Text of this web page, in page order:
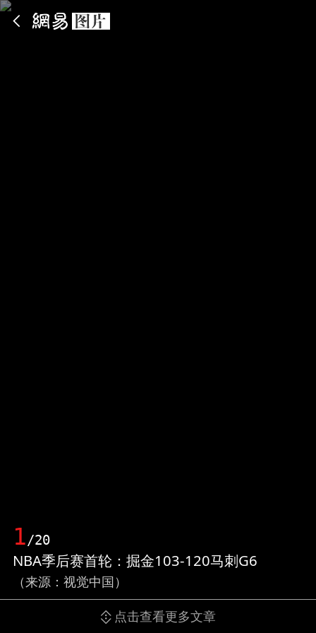
1/20
NBA季后赛首轮：掘金103-120马刺G6
（来源：视觉中国）
点击查看更多文章
App内打开